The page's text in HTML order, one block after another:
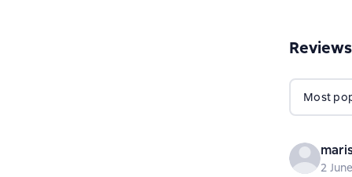
Reviews
Most
2